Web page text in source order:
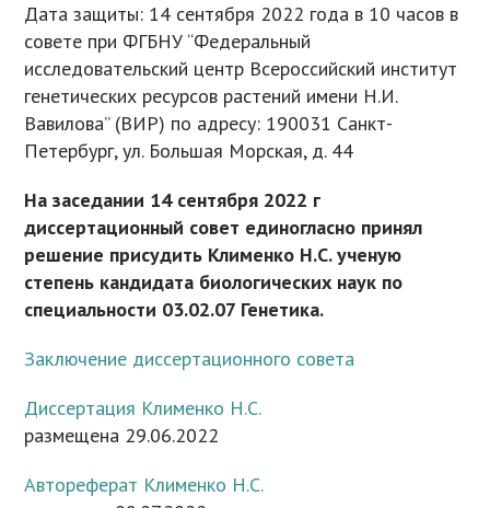
Дата защиты: 14 сентября 2022 года в 10 часов в
совете при ФГБНУ “Федеральный
исследовательский центр Всероссийский институт
генетических ресурсов растений имени Н.И.
Вавилова” (ВИР) по адресу: 190031 Санкт-
Петербург, ул. Большая Морская, д. 44
На заседании 14 сентября 2022 г
диссертационный совет единогласно принял
решение присудить Клименко Н.С. ученую
степень кандидата биологических наук по
специальности 03.02.07 Генетика.
Заключение диссертационного совета
Диссертация Клименко Н.С.
размещена 29.06.2022
Автореферат Клименко Н.С.